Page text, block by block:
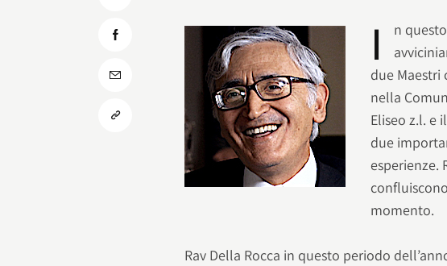
I
n
due
nella
Eliseo z.l. e
due
esperienze.
momento.
Rav Della Rocca in questo periodo